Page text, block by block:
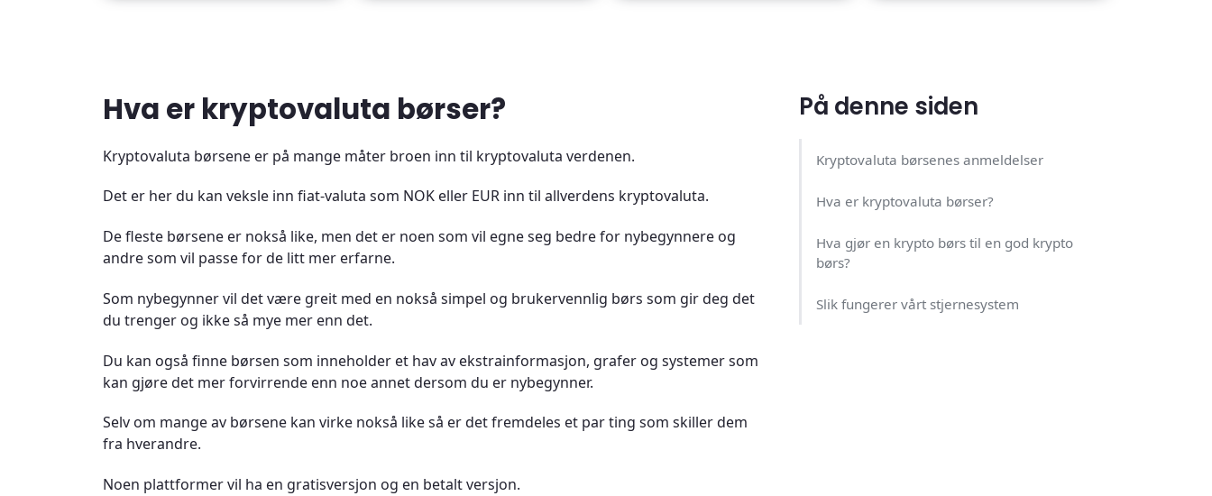
På denne siden
Kryptovaluta børsenes anmeldelser
Hva er kryptovaluta børser?
Hva gjør en krypto børs til en god krypto
børs?
Slik fungerer vårt stjernesystem
Hva er kryptovaluta børser?
Kryptovaluta børsene er på mange måter broen inn til kryptovaluta verdenen.
Det er her du kan veksle inn fiat-valuta som NOK eller EUR inn til allverdens kryptovaluta.
De fleste børsene er nokså like, men det er noen som vil egne seg bedre for nybegynnere og
andre som vil passe for de litt mer erfarne.
Som nybegynner vil det være greit med en nokså simpel og brukervennlig børs som gir deg det
du trenger og ikke så mye mer enn det.
Du kan også finne børsen som inneholder et hav av ekstrainformasjon, grafer og systemer som
kan gjøre det mer forvirrende enn noe annet dersom du er nybegynner.
Selv om mange av børsene kan virke nokså like så er det fremdeles et par ting som skiller dem
fra hverandre.
Noen plattformer vil ha en gratisversjon og en betalt versjon.